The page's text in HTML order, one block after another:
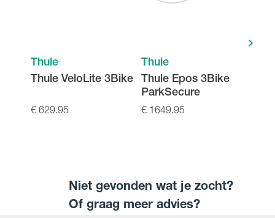
Thule
Thule VeloLite 3Bike
€ 629.95
Thule
Thule Epos 3Bike
ParkSecure
€ 1649.95
Niet gevonden wat je zocht?
Of graag meer advies?